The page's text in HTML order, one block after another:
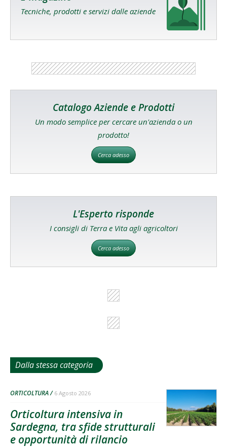
Tecniche, prodotti e servizi dalle aziende
Catalogo Aziende e Prodotti
Un modo semplice per cercare un'azienda o un
prodotto!
Cerca adesso
L'Esperto risponde
I consigli di Terra e Vita agli agricoltori
Cerca adesso
Dalla stessa categoria
ORTICOLTURA 6 Agosto 2026
Orticoltura intensiva in
Sardegna, tra sfide strutturali
e opportunità di rilancio